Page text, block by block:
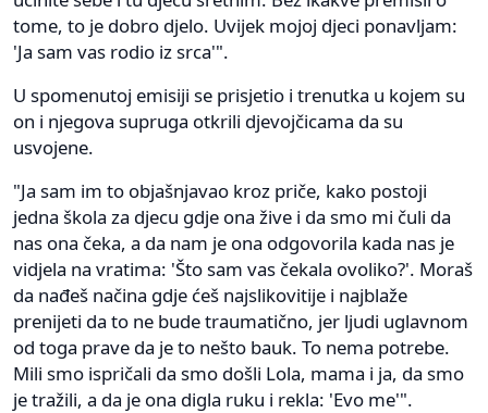
tome, to je dobro djelo. Uvijek mojoj djeci ponavljam:
'Ja sam vas rodio iz srca'".
U spomenutoj emisiji se prisjetio i trenutka u kojem su
on i njegova supruga otkrili djevojčicama da su
usvojene.
"Ja sam im to objašnjavao kroz priče, kako postoji
jedna škola za djecu gdje ona žive i da smo mi čuli da
nas ona čeka, a da nam je ona odgovorila kada nas je
vidjela na vratima: 'Što sam vas čekala ovoliko?'. Moraš
da nađeš načina gdje ćeš najslikovitije i najblaže
prenijeti da to ne bude traumatično, jer ljudi uglavnom
od toga prave da je to nešto bauk. To nema potrebe.
Mili smo ispričali da smo došli Lola, mama i ja, da smo
je tražili, a da je ona digla ruku i rekla: 'Evo me'".